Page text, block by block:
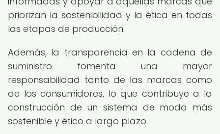
priorizan la sostenibilidad y la ética en todas
las etapas de producción.
Además, la transparencia en la cadena de
suministro fomenta una mayor
responsabilidad tanto de las marcas como
de los consumidores, lo que contribuye a la
construcción de un sistema de moda más
sostenible y ético a largo plazo.